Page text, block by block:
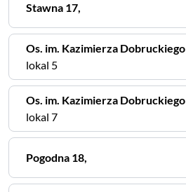
Stawna 17,
Os. im. Kazimierza Dobruckiego
lokal 5
Os. im. Kazimierza Dobruckiego
lokal 7
Pogodna 18,